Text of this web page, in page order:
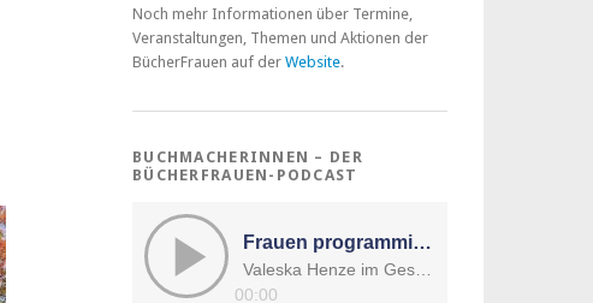
Noch mehr Informationen über Termine,
Veranstaltungen, Themen und Aktionen der
BücherFrauen auf der Website.
BUCHMACHERINNEN – DER
BÜCHERFRAUEN-PODCAST